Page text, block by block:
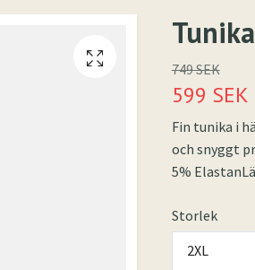
749 SEK
599 SEK
Fin tunika i
och snyggt
5% ElastanLä
Storlek
2XL